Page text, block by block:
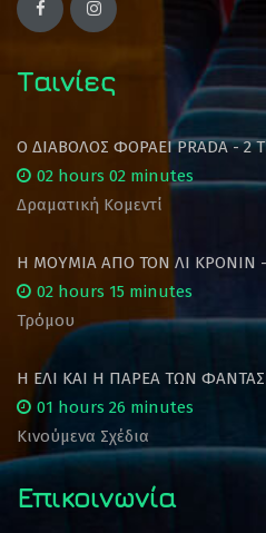
Ταινίες
Ο ΔΙΑΒΟΛΟΣ ΦΟΡΑΕΙ PRADA - 2
02 hours 02 minutes
Δραματική Κομεντί
Η ΜΟΥΜΙΑ ΑΠΟ ΤΟΝ ΛΙ ΚΡΟΝΙΝ
02 hours 15 minutes
Τρόμου
Η ΕΛΙ ΚΑΙ Η ΠΑΡΕΑ ΤΩΝ
01 hours 26 minutes
Κινούμενα Σχέδια
Επικοινωνία